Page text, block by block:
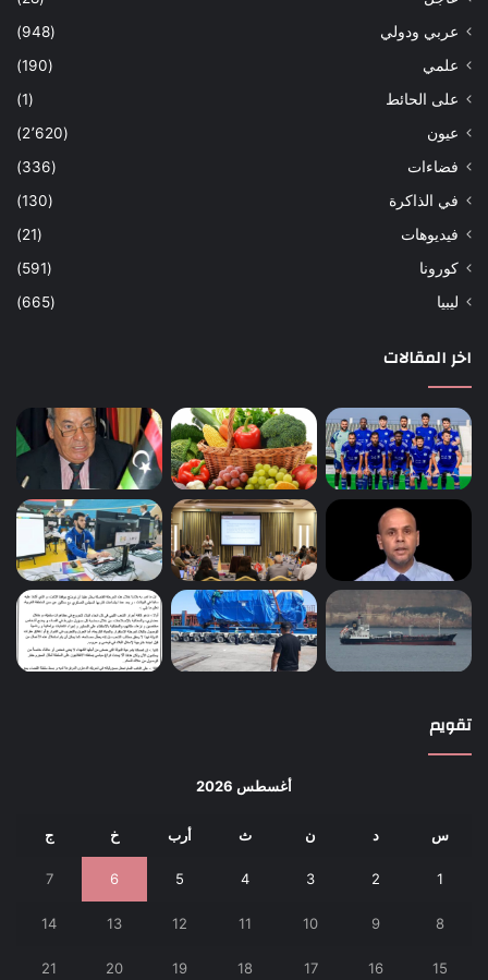
عربي ودولي
(948)
علمي
(190)
على الحائط
(1)
عيون
(2٬620)
فضاءات
(336)
في الذاكرة
(130)
فيديوهات
(21)
كورونا
(591)
ليبيا
(665)
اخر المقالات
تقويم
أغسطس 2026
س د ن ث أرب خ ج
1
2
3
4
5
6
7
8
9
10
11
12
13
14
15
16
17
18
19
20
21